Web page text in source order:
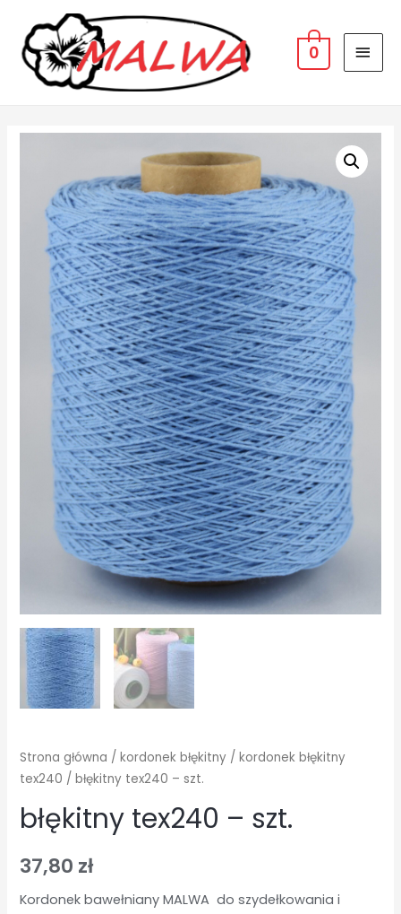
0
Strona główna /kordonek błękitny /kordonek błękitny
tex240 / błękitny tex240 – szt.
błękitny tex240 – szt.
37,80 zł
Kordonek bawełniany MALWA do szydełkowania i